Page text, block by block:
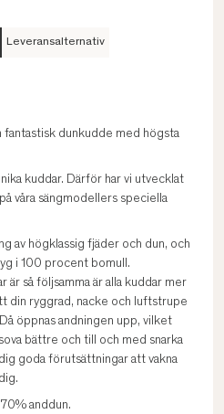
Leveransalternativ
fantastisk dunkudde med högsta
kuddar. Därför har vi utvecklat
våra sängmodellers speciella
av högklassig fjäder och dun, och
i 100 procent bomull.
är så följsamma är alla kuddar mer
din ryggrad, nacke och luftstrupe
öppnas andningen upp, vilket
bättre och till och med snarka
goda förutsättningar att vakna
anddun.